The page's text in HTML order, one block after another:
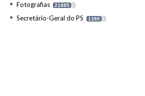
Fotografias 21885 I
Secretário-Geral do PS 1380 I